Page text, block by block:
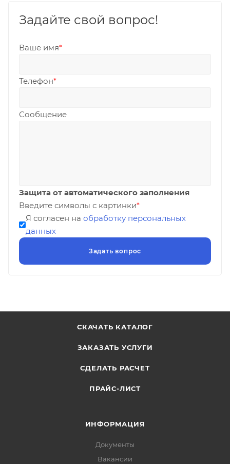
Задайте свой вопрос!
Ваше имя*
Телефон*
Сообщение
Защита от автоматического заполнения
Введите символы с картинки*
Я согласен на обработку персональных
данных
СКАЧАТЬ КАТАЛОГ
ЗАКАЗАТЬ УСЛУГИ
СДЕЛАТЬ РАСЧЕТ
ПРАЙС-ЛИСТ
ИНФОРМАЦИЯ
Документы
Вакансии